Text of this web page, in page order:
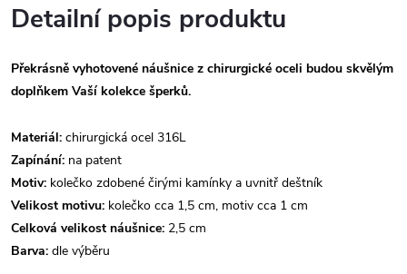
Detailní popis produktu
Překrásně vyhotovené náušnice z chirurgické oceli budou skvělým
doplňkem Vaší kolekce šperků.
Materiál: chirurgická ocel 316L
Zapínání: na patent
Motiv: kolečko zdobené čirými kamínky a uvnitř deštník
Velikost motivu: kolečko cca 1,5 cm, motiv cca 1 cm
Celková velikost náušnice: 2,5 cm
Barva: dle výběru